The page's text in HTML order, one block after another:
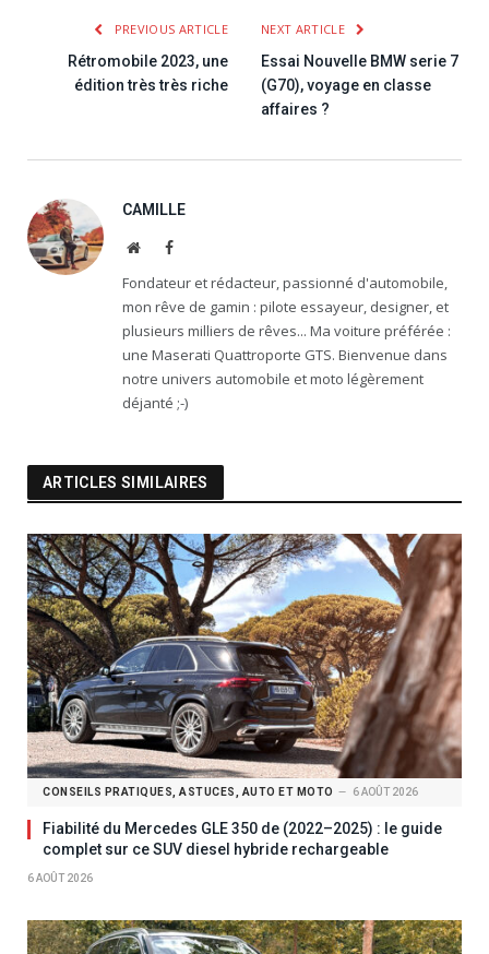
PREVIOUS ARTICLE
Rétromobile 2023, une
édition très très riche
NEXT ARTICLE
Essai Nouvelle BMW serie 7
(G70), voyage en classe
affaires ?
CAMILLE
WebsiteFacebook
Fondateur et rédacteur, passionné d'automobile,
mon rêve de gamin : pilote essayeur, designer, et
plusieurs milliers de rêves... Ma voiture préférée :
une Maserati Quattroporte GTS. Bienvenue dans
notre univers automobile et moto légèrement
déjanté ;-)
ARTICLES SIMILAIRES
CONSEILS PRATIQUES, ASTUCES, AUTO ET MOTO 6 AOÛT 2026
Fiabilité du Mercedes GLE 350 de (2022–2025) : le guide
complet sur ce SUV diesel hybride rechargeable
6 AOÛT 2026